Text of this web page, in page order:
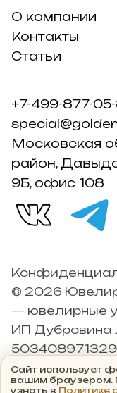
О компании
Контакты
Статьи
+7-499-877-
Московская
район,
9Б, офис 108
© 2026
— ювелирные
ИП Дубровина
Сайт использует
вашим браузером.
узнать в Политике